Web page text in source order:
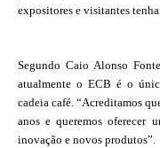
expositores e visitantes
Segundo Caio Alonso
atualmente o ECB é o
cadeia café. “Acreditamos
anos e queremos oferecer
inovação e novos produtos”.